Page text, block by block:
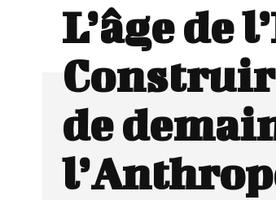
L’âge de
de